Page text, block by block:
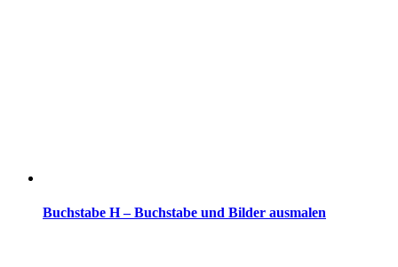
Buchstabe H – Buchstabe und Bilder ausmalen